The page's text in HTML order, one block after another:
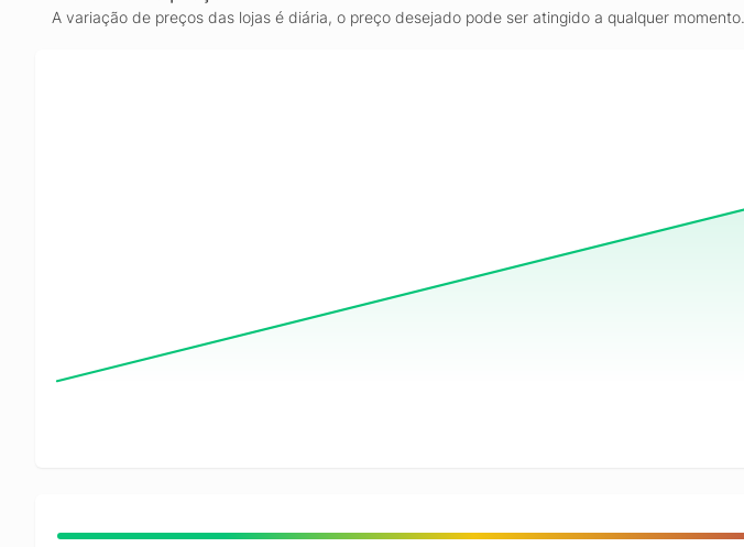
A variação de preços das lojas é diária, o preço desejado pode ser atingido a qualquer momento.